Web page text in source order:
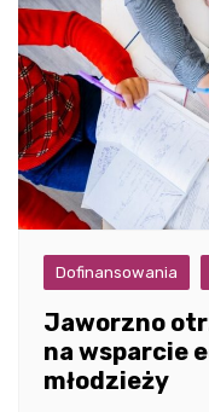
Dofinansowania
Jaworzno
na wsparcie
młodzieży